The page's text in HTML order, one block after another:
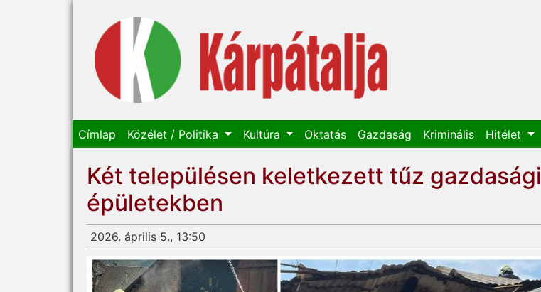
Címlap Közélet / Politika Kultúra Oktatás Gazdaság Kriminális Hitélet
Két településen keletkezett tűz gazdasági
épületekben
2026. április 5., 13:50